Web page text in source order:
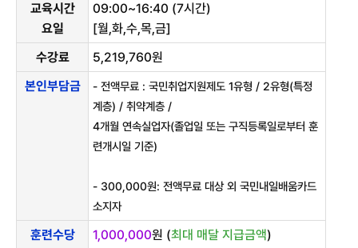
교육시간
요일
09:00~16:40 (7시간)
[월,화,수,목,금]
수강료
5,219,760원
본인부담금
- 전액무료 : 국민취업지원제도 1유형 / 2유형(특정
계층) / 취약계층 /
4개월 연속실업자(졸업일 또는 구직등록일로부터 훈
련개시일 기준)
- 300,000원: 전액무료 대상 외 국민내일배움카드
소지자
훈련수당 1,000,000원 (최대 매달 지급금액)